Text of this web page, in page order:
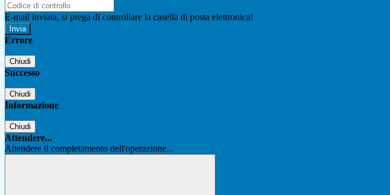
E-mail inviata, si prega di controllare la casella di posta elettronica!
Errore
Chiudi
Successo
Chiudi
Informazione
Chiudi
Attendere...
Attendere il completamento dell'operazione...